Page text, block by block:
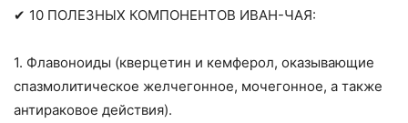
✔ 10 ПОЛЕЗНЫХ КОМПОНЕНТОВ ИВАН-ЧАЯ:
1. Флавоноиды (кверцетин и кемферол, оказывающие
спазмолитическое желчегонное, мочегонное, а также
антираковое действия).